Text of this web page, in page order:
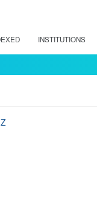
INSTITUTIONS
Z